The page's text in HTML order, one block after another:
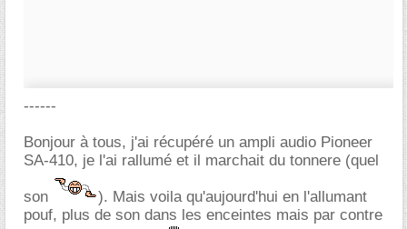
------
Bonjour à tous, j'ai récupéré un ampli audio Pioneer
SA-410, je l'ai rallumé et il marchait du tonnere (quel
son
). Mais voila qu'aujourd'hui en l'allumant
pouf, plus de son dans les enceintes mais par contre